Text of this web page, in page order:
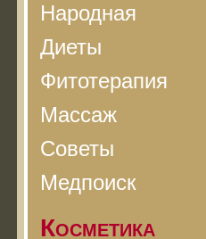
Народная
Диеты
Фитотерапия
Массаж
Советы
Медпоиск
Косметика